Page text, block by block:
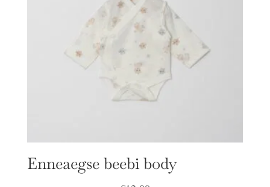
Enneaegse beebi body